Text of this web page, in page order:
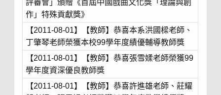
評審會」頒贈《首屆中國戲曲文化獎「理論與創
作」特殊貢獻獎》
【2011-08-01】【教師】恭喜本系洪國樑老師、
丁肇琴老師榮獲本校99學年度績優輔導教師獎
【2011-08-01】【教師】恭喜張雪媃老師榮獲99
學年度資深優良教師獎
【2011-08-01】【教師】恭喜許進雄老師、莊耀